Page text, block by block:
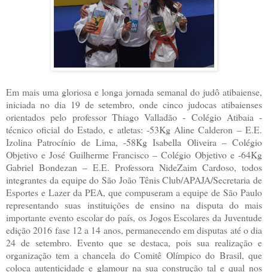
Em mais uma gloriosa e longa jornada semanal do judô atibaiense,
iniciada no dia 19 de setembro, onde cinco judocas atibaienses
orientados pelo professor Thiago Valladão - Colégio Atibaia -
técnico oficial do Estado, e atletas: -53Kg Aline Calderon – E.E.
Izolina Patrocínio de Lima, -58Kg Isabella Oliveira – Colégio
Objetivo e José Guilherme Francisco – Colégio Objetivo e -64Kg
Gabriel Bondezan – E.E. Professora NideZaim Cardoso, todos
integrantes da equipe do São João Tênis Club/APAJA/Secretaria de
Esportes e Lazer da PEA, que compuseram a equipe de São Paulo
representando suas instituições de ensino na disputa do mais
importante evento escolar do país, os Jogos Escolares da Juventude
edição 2016 fase 12 a 14 anos, permanecendo em disputas até o dia
24 de setembro. Evento que se destaca, pois sua realização e
organização tem a chancela do Comitê Olímpico do Brasil, que
coloca autenticidade e glamour na sua construção tal e qual nos